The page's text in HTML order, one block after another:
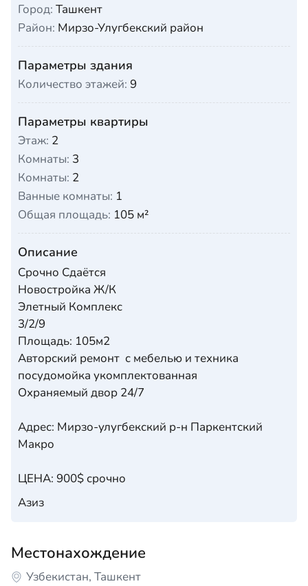
Город: Ташкент
Район: Мирзо-Улугбекский район
Параметры здания
Количество этажей: 9
Параметры квартиры
Этаж: 2
Комнаты: 3
Комнаты: 2
Ванные комнаты: 1
Общая площадь: 105 м²
Описание
Срочно Сдаётся
Новостройка Ж/К
Элетный Комплекс
3/2/9
Площадь: 105м2
Авторский ремонт с мебелью и техника
посудомойка укомплектованная
Охраняемый двор 24/7
Адрес: Мирзо-улугбекский р-н Паркентский
Макро
ЦЕНА: 900$ срочно
Азиз
Местонахождение
Узбекистан, Ташкент